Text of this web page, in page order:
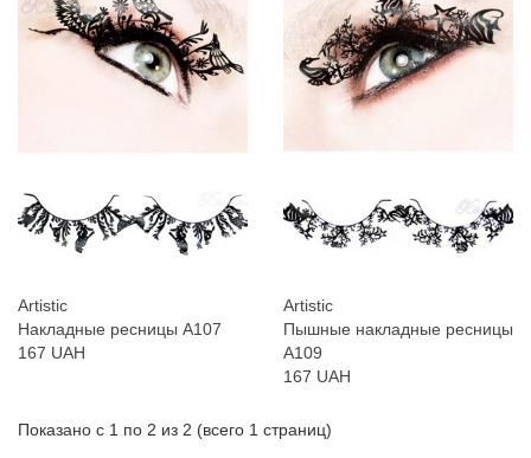
Artistic
Накладные ресницы A107
167 UAH
Artistic
Пышные накладные ресницы
A109
167 UAH
Показано с 1 по 2 из 2 (всего 1 страниц)